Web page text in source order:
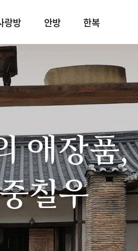
랑방 안방 한복
애장품,
칠우